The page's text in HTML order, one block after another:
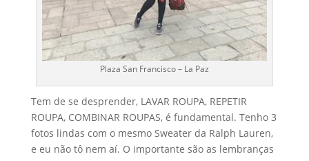
Plaza San Francisco – La Paz
Tem de se desprender, LAVAR ROUPA, REPETIR
ROUPA, COMBINAR ROUPAS, é fundamental. Tenho 3
fotos lindas com o mesmo Sweater da Ralph Lauren,
e eu não tô nem aí. O importante são as lembranças